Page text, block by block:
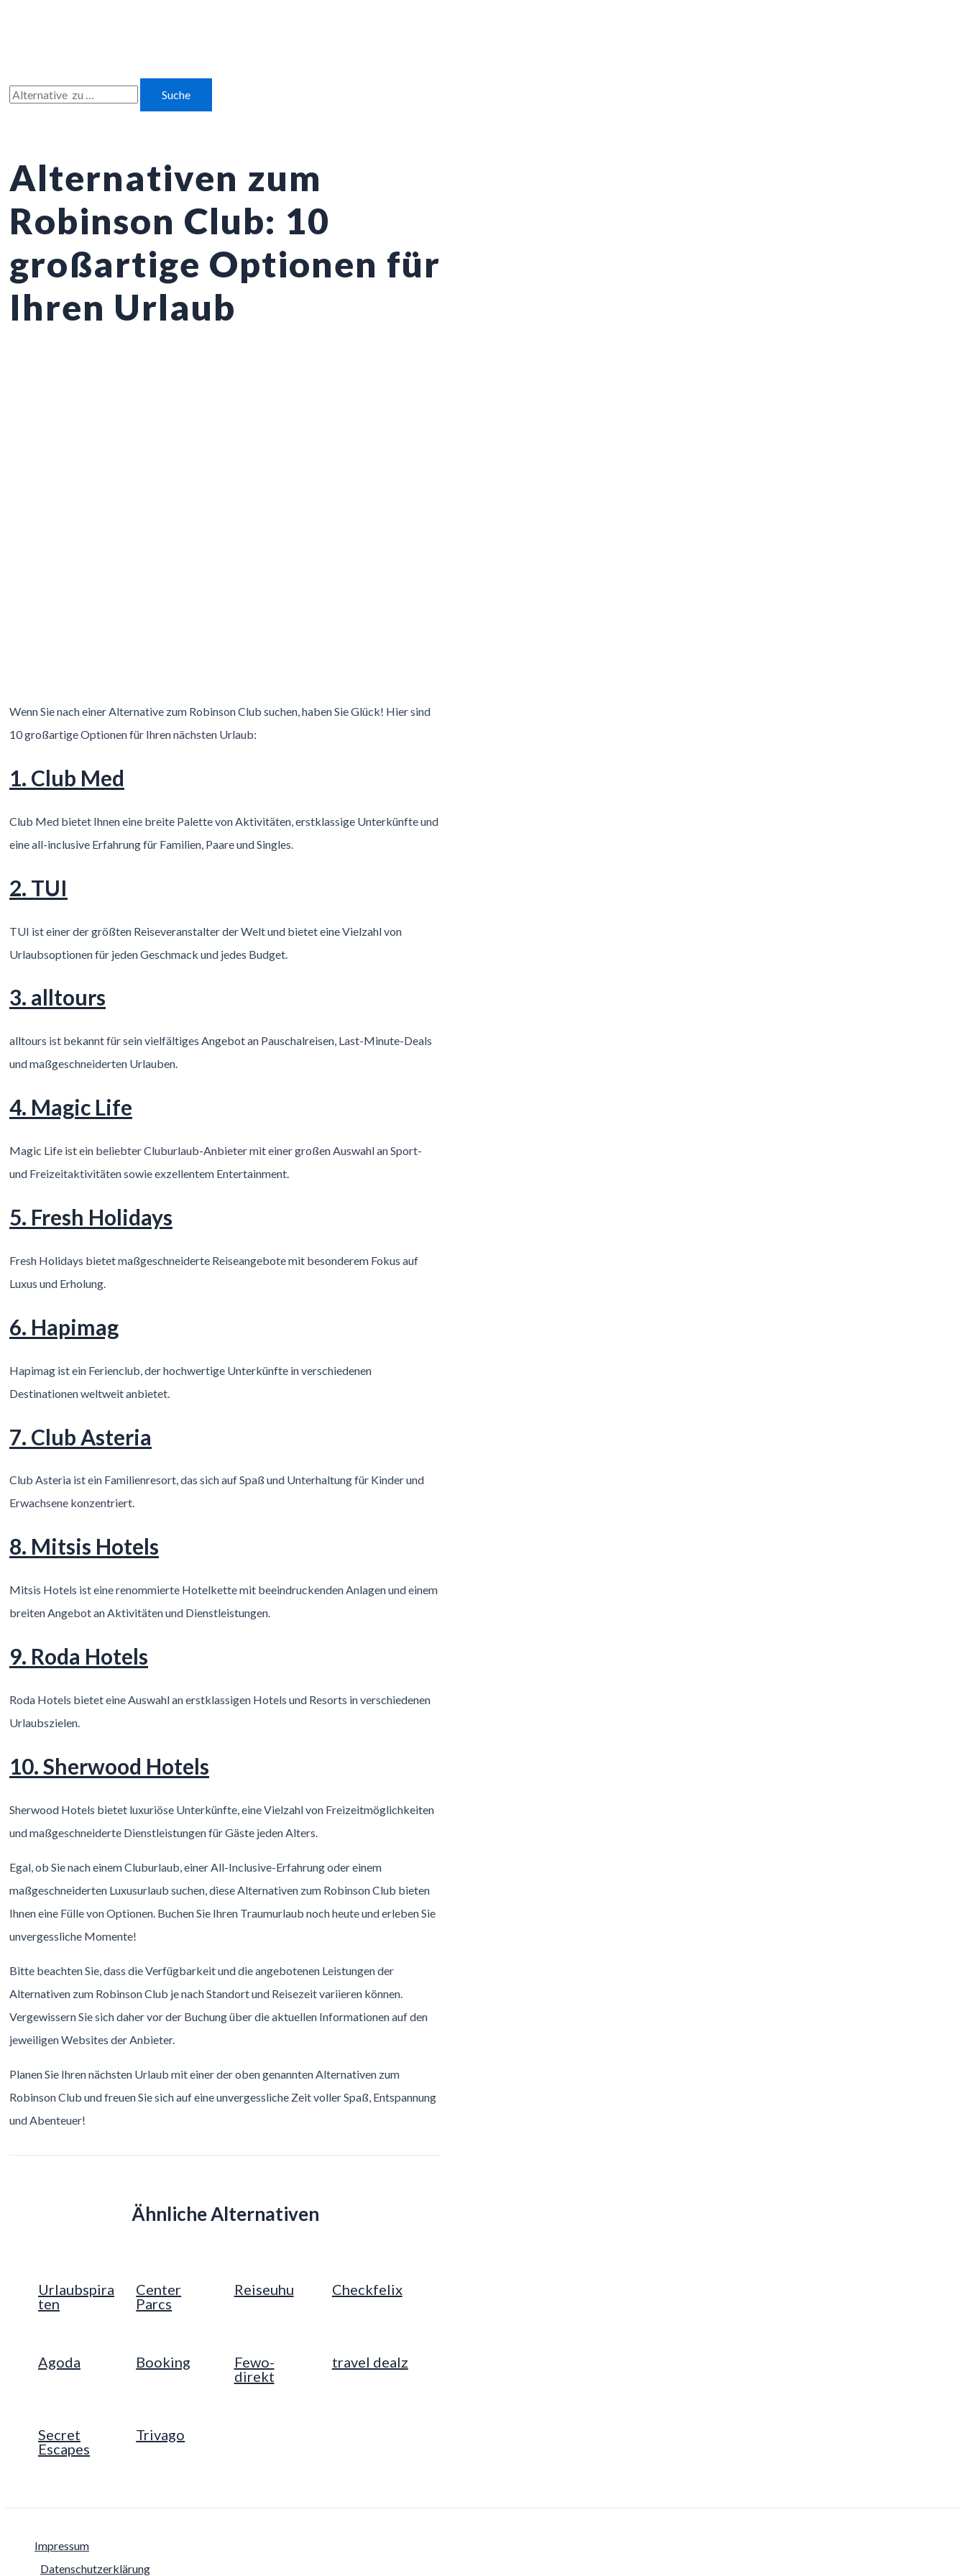
Suchen
Alternativen zum
Robinson Club: 10
großartige Optionen für
Ihren Urlaub
Wenn Sie nach einer Alternative zum Robinson Club suchen, haben Sie Glück! Hier sind
10 großartige Optionen für Ihren nächsten Urlaub:
1. Club Med
Club Med bietet Ihnen eine breite Palette von Aktivitäten, erstklassige Unterkünfte und
eine all-inclusive Erfahrung für Familien, Paare und Singles.
2. TUI
TUI ist einer der größten Reiseveranstalter der Welt und bietet eine Vielzahl von
Urlaubsoptionen für jeden Geschmack und jedes Budget.
3. alltours
alltours ist bekannt für sein vielfältiges Angebot an Pauschalreisen, Last-Minute-Deals
und maßgeschneiderten Urlauben.
4. Magic Life
Magic Life ist ein beliebter Cluburlaub-Anbieter mit einer großen Auswahl an Sport-
und Freizeitaktivitäten sowie exzellentem Entertainment.
5. Fresh Holidays
Fresh Holidays bietet maßgeschneiderte Reiseangebote mit besonderem Fokus auf
Luxus und Erholung.
6. Hapimag
Hapimag ist ein Ferienclub, der hochwertige Unterkünfte in verschiedenen
Destinationen weltweit anbietet.
7. Club Asteria
Club Asteria ist ein Familienresort, das sich auf Spaß und Unterhaltung für Kinder und
Erwachsene konzentriert.
8. Mitsis Hotels
Mitsis Hotels ist eine renommierte Hotelkette mit beeindruckenden Anlagen und einem
breiten Angebot an Aktivitäten und Dienstleistungen.
9. Roda Hotels
Roda Hotels bietet eine Auswahl an erstklassigen Hotels und Resorts in verschiedenen
Urlaubszielen.
10. Sherwood Hotels
Sherwood Hotels bietet luxuriöse Unterkünfte, eine Vielzahl von Freizeitmöglichkeiten
und maßgeschneiderte Dienstleistungen für Gäste jeden Alters.
Egal, ob Sie nach einem Cluburlaub, einer All-Inclusive-Erfahrung oder einem
maßgeschneiderten Luxusurlaub suchen, diese Alternativen zum Robinson Club bieten
Ihnen eine Fülle von Optionen. Buchen Sie Ihren Traumurlaub noch heute und erleben Sie
unvergessliche Momente!
Bitte beachten Sie, dass die Verfügbarkeit und die angebotenen Leistungen der
Alternativen zum Robinson Club je nach Standort und Reisezeit variieren können.
Vergewissern Sie sich daher vor der Buchung über die aktuellen Informationen auf den
jeweiligen Websites der Anbieter.
Planen Sie Ihren nächsten Urlaub mit einer der oben genannten Alternativen zum
Robinson Club und freuen Sie sich auf eine unvergessliche Zeit voller Spaß, Entspannung
und Abenteuer!
Ähnliche Alternativen
Urlaubspira
ten
Center
Parcs
Reiseuhu Checkfelix
Agoda Booking
Fewo-
direkt
travel dealz
Secret
Escapes
Trivago
Impressum
Datenschutzerklärung